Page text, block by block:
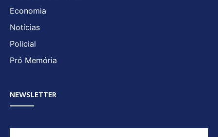
Economia
Notícias
Policial
Pró Memória
NEWSLETTER